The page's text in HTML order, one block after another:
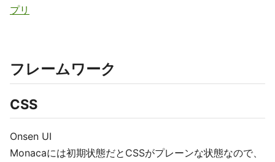
プリ
フレームワーク
CSS
Onsen UI
Monacaには初期状態だとCSSがプレーンな状態なので、